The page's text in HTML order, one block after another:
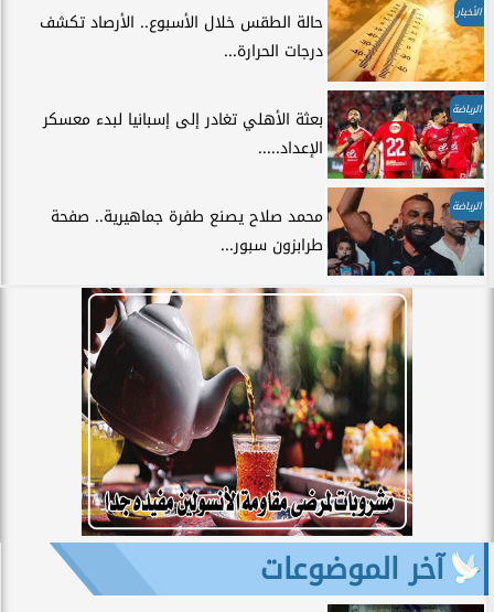
الأخبار
حالة الطقس خلال الأسبوع.. الأرصاد تكشف
درجات الحرارة...
الرياضة
بعثة الأهلي تغادر إلى إسبانيا لبدء معسكر
الإعداد.....
الرياضة
محمد صلاح يصنع طفرة جماهيرية.. صفحة
طرابزون سبور...
آخر الموضوعات